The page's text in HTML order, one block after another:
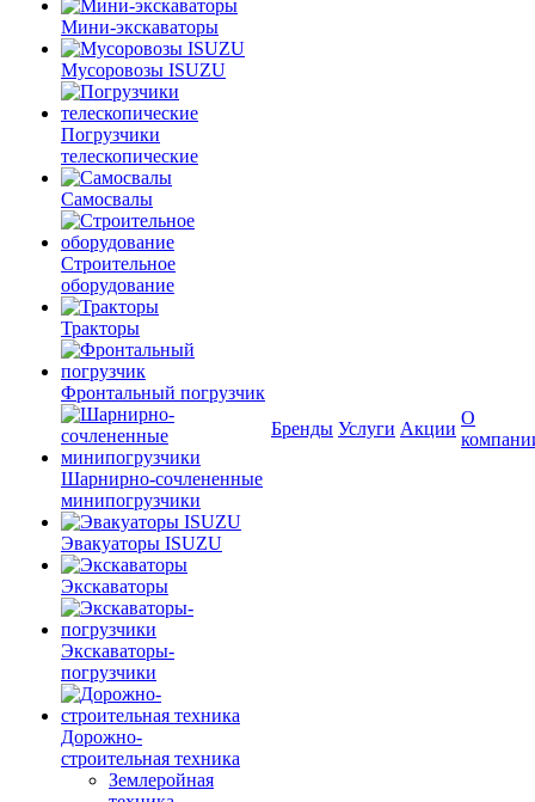
Мини-экскаваторы
Мусоровозы ISUZU
Погрузчики
телескопические
Самосвалы
Строительное
оборудование
Тракторы
Фронтальный погрузчик
Шарнирно-сочлененные
минипогрузчики
Эвакуаторы ISUZU
Экскаваторы
Экскаваторы-
погрузчики
Дорожно-
строительная техника
Землеройная
Бренды Услуги Акции
О